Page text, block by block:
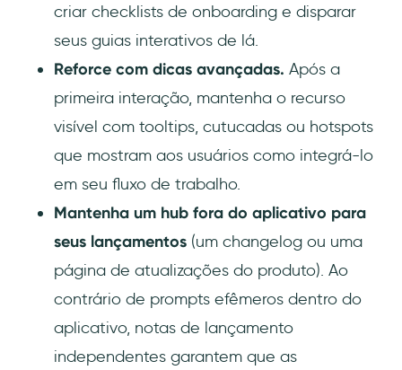
criar checklists de onboarding e disparar
seus guias interativos de lá.
Reforce com dicas avançadas. Após a
primeira interação, mantenha o recurso
visível com tooltips, cutucadas ou hotspots
que mostram aos usuários como integrá-lo
em seu fluxo de trabalho.
Mantenha um hub fora do aplicativo para
seus lançamentos (um changelog ou uma
página de atualizações do produto). Ao
contrário de prompts efêmeros dentro do
aplicativo, notas de lançamento
independentes garantem que as